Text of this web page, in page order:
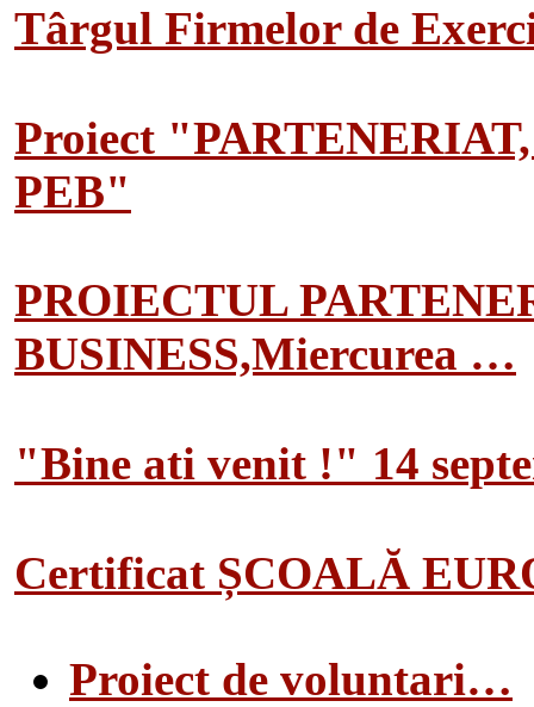
Târgul Firmelor de
Proiect
PEB"
PROIECTUL
BUSINESS,Miercurea …
"Bine ati venit !" 14
Certificat ȘCOALĂ
Proiect de voluntari…